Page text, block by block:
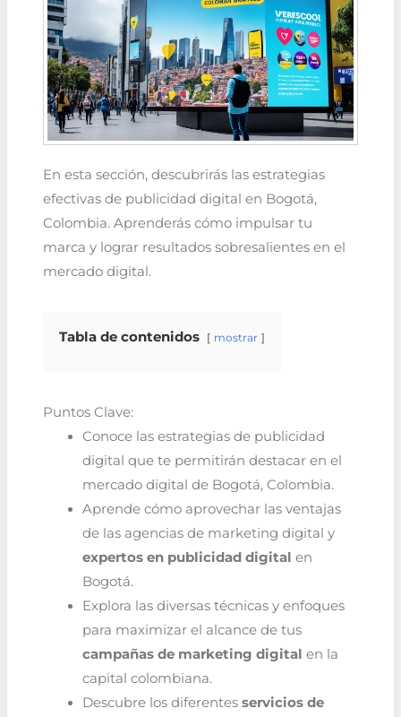
En esta sección, descubrirás las estrategias
efectivas de publicidad digital en Bogotá,
Colombia. Aprenderás cómo impulsar tu
marca y lograr resultados sobresalientes en el
mercado digital.
Tabla de contenidos mostrar
Puntos Clave:
Conoce las estrategias de publicidad
digital que te permitirán destacar en el
mercado digital de Bogotá, Colombia.
Aprende cómo aprovechar las ventajas
de las agencias de marketing digital y
expertos en publicidad digital en
Bogotá.
Explora las diversas técnicas y enfoques
para maximizar el alcance de tus
campañas de marketing digital en la
capital colombiana.
Descubre los diferentes servicios de